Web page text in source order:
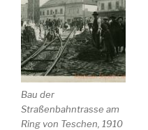
Bau der
Straßenbahntrasse am
Ring von Teschen, 1910